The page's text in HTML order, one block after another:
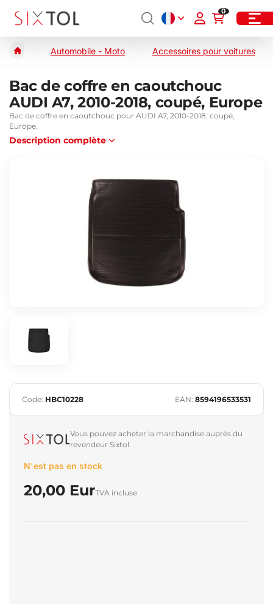
0
Automobile - Moto Accessoires pour voitures
Bac de coffre en caoutchouc
AUDI A7, 2010-2018, coupé, Europe
Bac de coffre en caoutchouc pour AUDI A7, 2010-2018, coupé,
Europe.
Description complète
Code: HBC10228 EAN: 8594196533531
Vous pouvez acheter la marchandise auprès du
revendeur Sixtol
N'est pas en stock
20,00 EurTVA incluse